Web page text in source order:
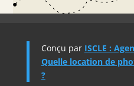
Conçu par ISCLE :
Quelle location de
?